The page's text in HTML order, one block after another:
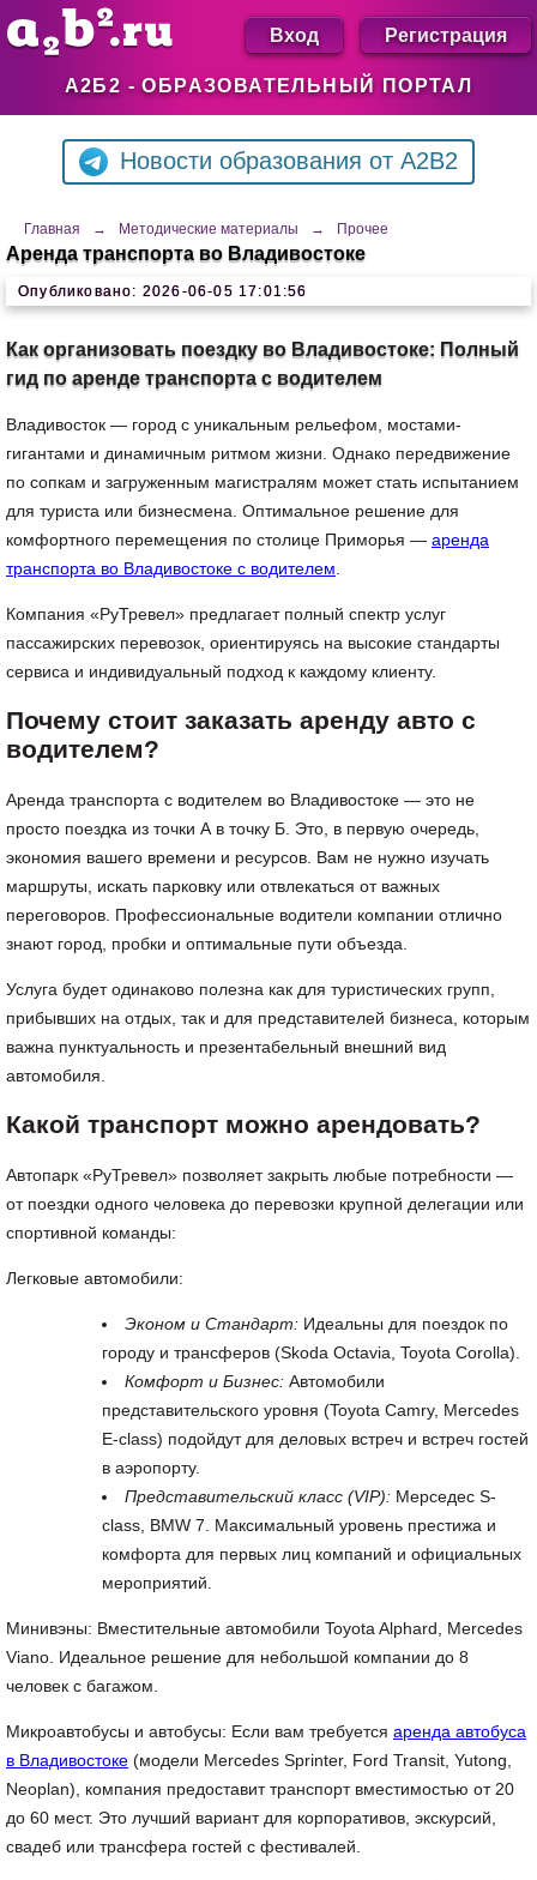
А2Б2 - ОБРАЗОВАТЕЛЬНЫЙ ПОРТАЛ
Вход Регистрация
Новости образования от A2B2
Главная → Методические материалы → Прочее
Аренда транспорта во Владивостоке
Опубликовано: 2026-06-05 17:01:56
Как организовать поездку во Владивостоке: Полный
гид по аренде транспорта с водителем
Владивосток — город с уникальным рельефом, мостами-
гигантами и динамичным ритмом жизни. Однако передвижение
по сопкам и загруженным магистралям может стать испытанием
для туриста или бизнесмена. Оптимальное решение для
комфортного перемещения по столице Приморья — аренда
транспорта во Владивостоке с водителем
Компания «РуТревел» предлагает полный спектр услуг
пассажирских перевозок, ориентируясь на высокие стандарты
сервиса и индивидуальный подход к каждому клиенту.
Почему стоит заказать аренду авто с
водителем?
Аренда транспорта с водителем во Владивостоке — это не
просто поездка из точки А в точку Б. Это, в первую очередь,
экономия вашего времени и ресурсов. Вам не нужно изучать
маршруты, искать парковку или отвлекаться от важных
переговоров. Профессиональные водители компании отлично
знают город, пробки и оптимальные пути объезда.
Услуга будет одинаково полезна как для туристических групп,
прибывших на отдых, так и для представителей бизнеса, которым
важна пунктуальность и презентабельный внешний вид
автомобиля.
Какой транспорт можно арендовать?
Автопарк «РуТревел» позволяет закрыть любые потребности —
от поездки одного человека до перевозки крупной делегации или
спортивной команды:
Легковые автомобили:
Эконом и Стандарт: Идеальны для поездок по
городу и трансферов (Skoda Octavia, Toyota Corolla).
Комфорт и Бизнес: Автомобили
представительского уровня (Toyota Camry, Mercedes
E-class) подойдут для деловых встреч и встреч гостей
в аэропорту.
Представительский класс (VIP): Мерседес S-
class, BMW 7. Максимальный уровень престижа и
комфорта для первых лиц компаний и официальных
мероприятий.
Минивэны: Вместительные автомобили Toyota Alphard, Mercedes
Viano. Идеальное решение для небольшой компании до 8
человек с багажом.
Микроавтобусы и автобусы: Если вам требуется аренда автобуса
в Владивостоке (модели Mercedes Sprinter, Ford Transit, Yutong,
Neoplan), компания предоставит транспорт вместимостью от 20
до 60 мест. Это лучший вариант для корпоративов, экскурсий,
свадеб или трансфера гостей с фестивалей.